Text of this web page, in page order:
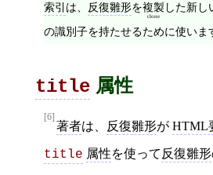
索引 は、 反復雛形を複製
clone
した新し
の識別子を持たせるために使いま
title属性
[6]
著者は、 反復雛形が HTML
title 属性を使って 反復雛形